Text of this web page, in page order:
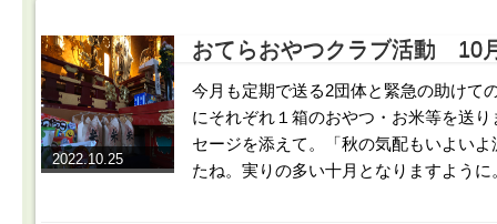
2022.10.25
おてらおやつクラブ活動 10
今月も定期で送る2団体と緊急の助けて
にそれぞれ１箱のおやつ・お米等を送
セージを添えて。「秋の気配もいよい
たね。実りの多い十月となりますよう